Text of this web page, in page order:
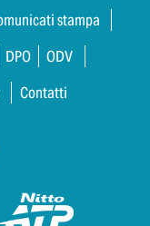
stampa
DPO
ODV
Contatti